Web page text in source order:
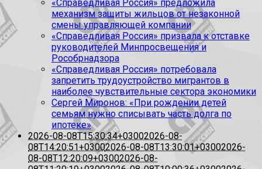
«Справедливая Россия» предложила
механизм защиты жильцов от незаконной
смены управляющей компании
«Справедливая Россия» призвала к отставке
руководителей Минпросвещения и
Рособрнадзора
«Справедливая Россия» потребовала
запретить трудоустройство мигрантов в
наиболее чувствительные сектора экономики
Сергей Миронов: «При рождении детей
семьям нужно списывать часть долга по
ипотеке»
2026-08-08T15:30:34+03002026-08-
08T14:20:51+03002026-08-08T13:30:01+03002026-
08-08T12:20:09+03002026-08-